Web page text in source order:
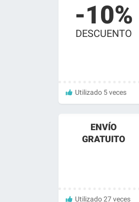
-10%
DESCUENTO
Utilizado 5 veces
ENVÍO
GRATUITO
Utilizado 27 veces